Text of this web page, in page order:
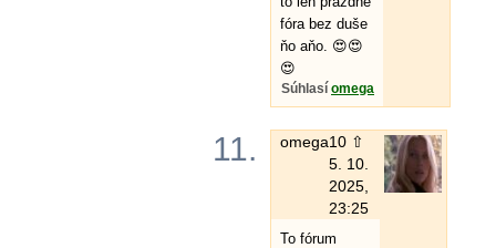
fóra bez duše
ňo aňo. 😍😍
😍
Súhlasí omega
11. omega10 ⇧
5. 10.
2025,
23:25
To fórum